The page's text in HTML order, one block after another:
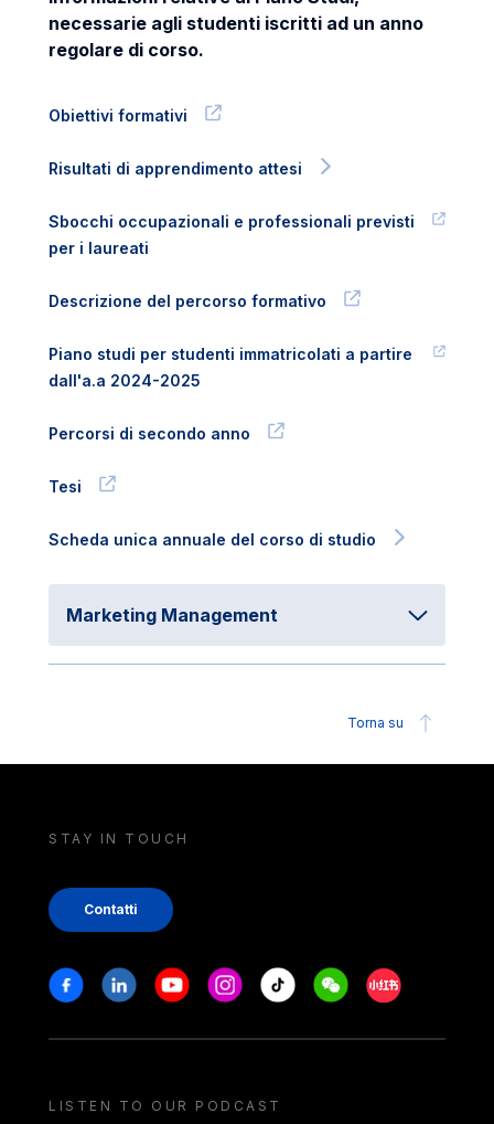
necessarie agli studenti iscritti ad un anno
regolare di corso.
Obiettivi formativi
Risultati di apprendimento attesi
Sbocchi occupazionali e professionali previsti
per i laureati
Descrizione del percorso formativo
Piano studi per studenti immatricolati a partire
dall'a.a 2024-2025
Percorsi di secondo anno
Tesi
Scheda unica annuale del corso di studio
Marketing Management
Torna su
STAY IN TOUCH
Contatti
Stay in touch
FacebookLinkedinYoutubeInstagram
Tiktok WeechatXiaohongshu/
LISTEN TO OUR PODCAST